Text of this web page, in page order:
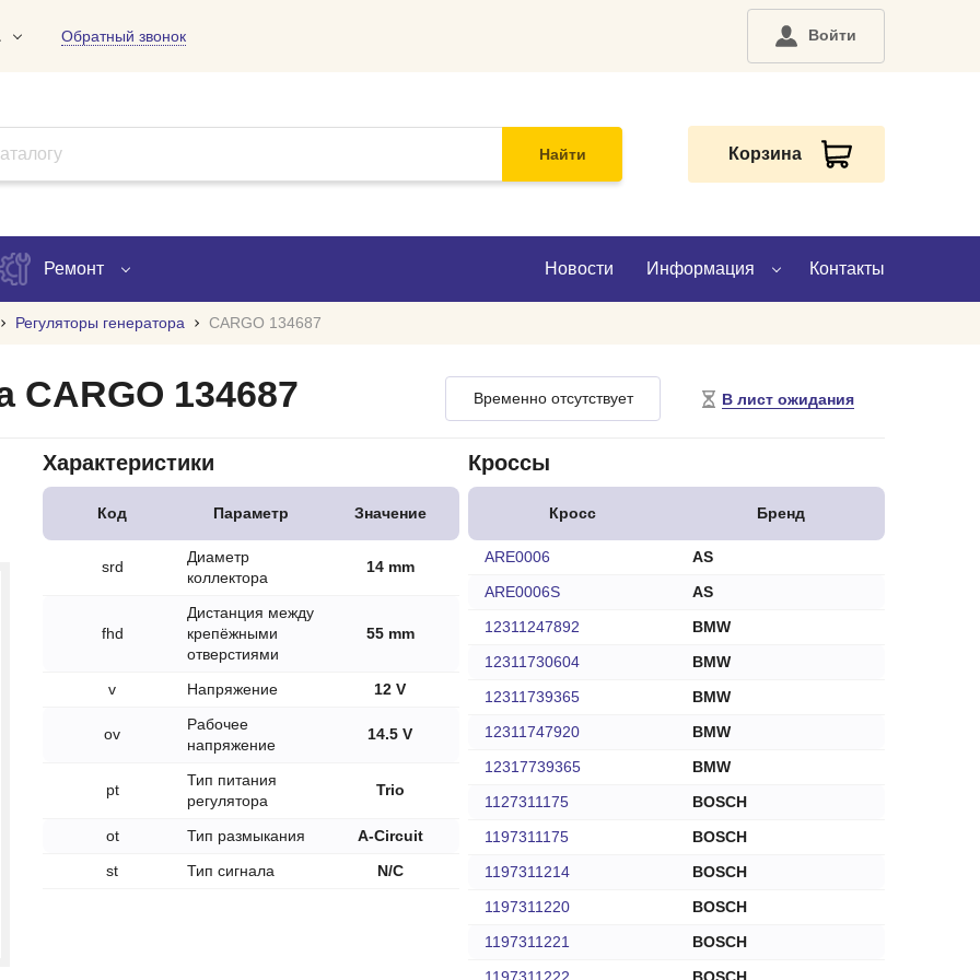
Обратный звонок Войти
Найти Корзина
Ремонт
Проверка ремонта
Новости Информация
Доставка
Контакты
Регуляторы генератора CARGO 134687
Временно отсутствует В лист ожидания
CARGO 134687
Характеристики
Код Параметр Значение
srd
Диаметр
коллектора
14 mm
fhd
Дистанция между
крепёжными
отверстиями
55 mm
v Напряжение 12 V
ov
Рабочее
напряжение
14.5 V
pt
Тип питания
регулятора
Trio
ot Тип размыкания
A-Circuit
st
Тип сигнала N/C
Кроссы
Кросс Бренд
ARE0006
AS
ARE0006S
AS
12311247892
BMW
12311730604
BMW
12311739365
BMW
12311747920
BMW
12317739365
BMW
1127311175
BOSCH
1197311175
BOSCH
1197311214
BOSCH
1197311220
BOSCH
1197311221
BOSCH